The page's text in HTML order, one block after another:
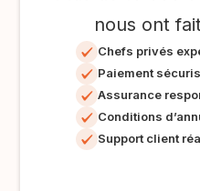
nous ont
Chefs privés
Paiement
Assurance
Conditions
Support client